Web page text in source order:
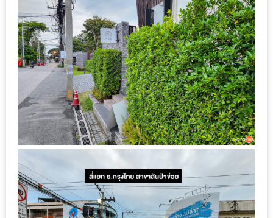
หนุ่ม
บ้านนา
เมนู
เด็ด
จาก
ANNA
FARM
ที่
เอาชนะ
กรรมการ
จาก
THE